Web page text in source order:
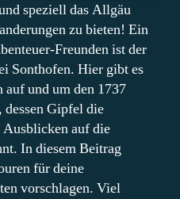
speziell das Allgäu
zu bieten! Ein
Freunden ist der
Sonthofen. Hier gibt es
und um den 1737
Gipfel die
auf die
In diesem Beitrag
für deine
vorschlagen. Viel